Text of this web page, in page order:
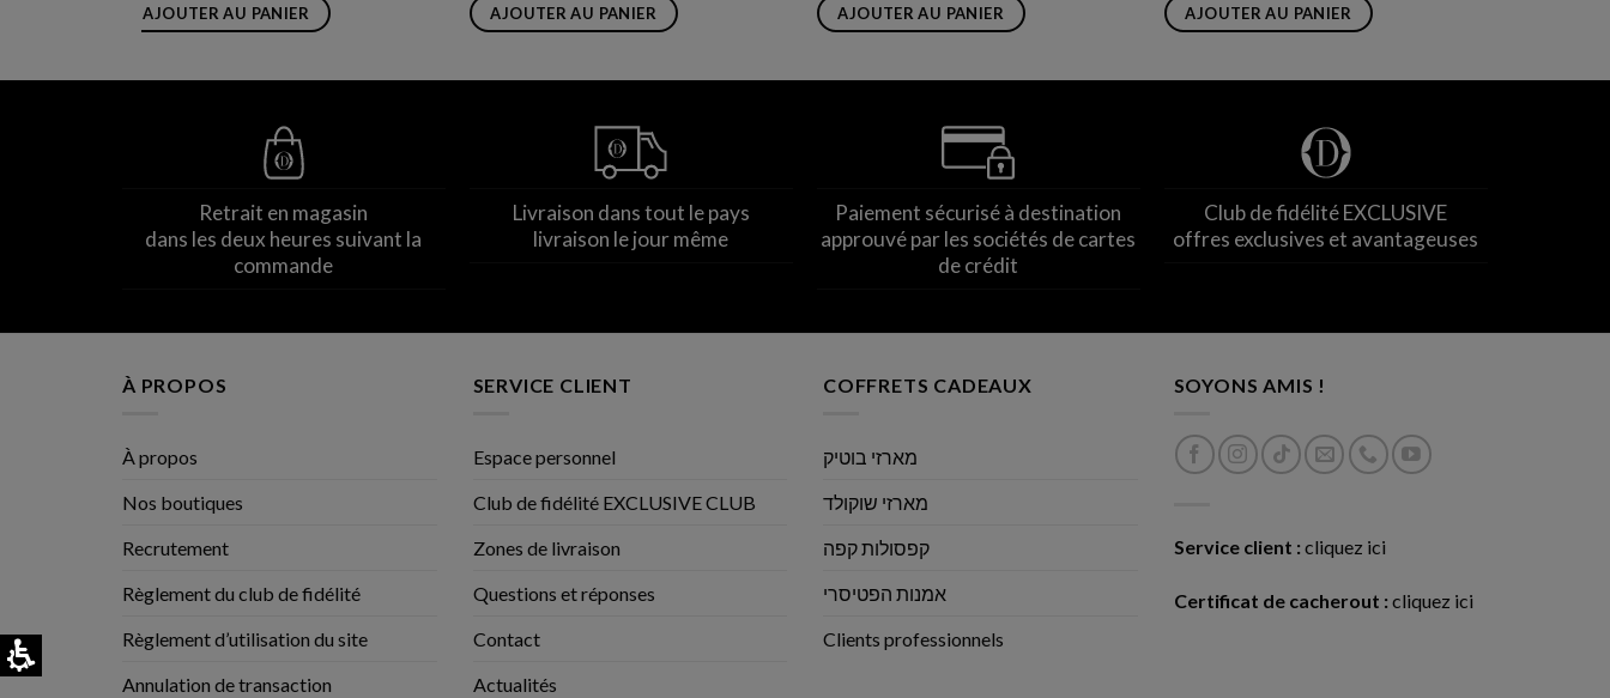
AJOUTER AU PANIER AJOUTER AU PANIER AJOUTER AU PANIER AJOUTER AU PANIER
Retrait en magasin
dans les deux heures suivant la
commande
Livraison dans tout le pays
livraison le jour même
Paiement sécurisé à destination
approuvé par les sociétés de cartes
de crédit
Club de fidélité EXCLUSIVE
offres exclusives et avantageuses
À PROPOS
À propos
Nos boutiques
Recrutement
Règlement du club de fidélité
Règlement d’utilisation du site
Annulation de transaction
SERVICE CLIENT
Espace personnel
Club de fidélité EXCLUSIVE CLUB
Zones de livraison
Questions et réponses
Contact
Actualités
COFFRETS CADEAUX
מארזי בוטיק
מארזי שוקולד
קפסולות קפה
אמנות הפטיסרי
Clients professionnels
SOYONS AMIS !
Service client : cliquez ici
Certificat de cacherout : cliquez ici